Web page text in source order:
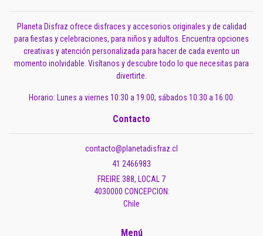
Planeta Disfraz ofrece disfraces y accesorios originales y de calidad
para fiestas y celebraciones, para niños y adultos. Encuentra opciones
creativas y atención personalizada para hacer de cada evento un
momento inolvidable. Visítanos y descubre todo lo que necesitas para
divertirte.
Horario: Lunes a viernes 10:30 a 19:00; sábados 10:30 a 16:00.
Contacto
contacto@planetadisfraz.cl
41 2466983
FREIRE 388, LOCAL 7
4030000 CONCEPCION:
Chile
Menú